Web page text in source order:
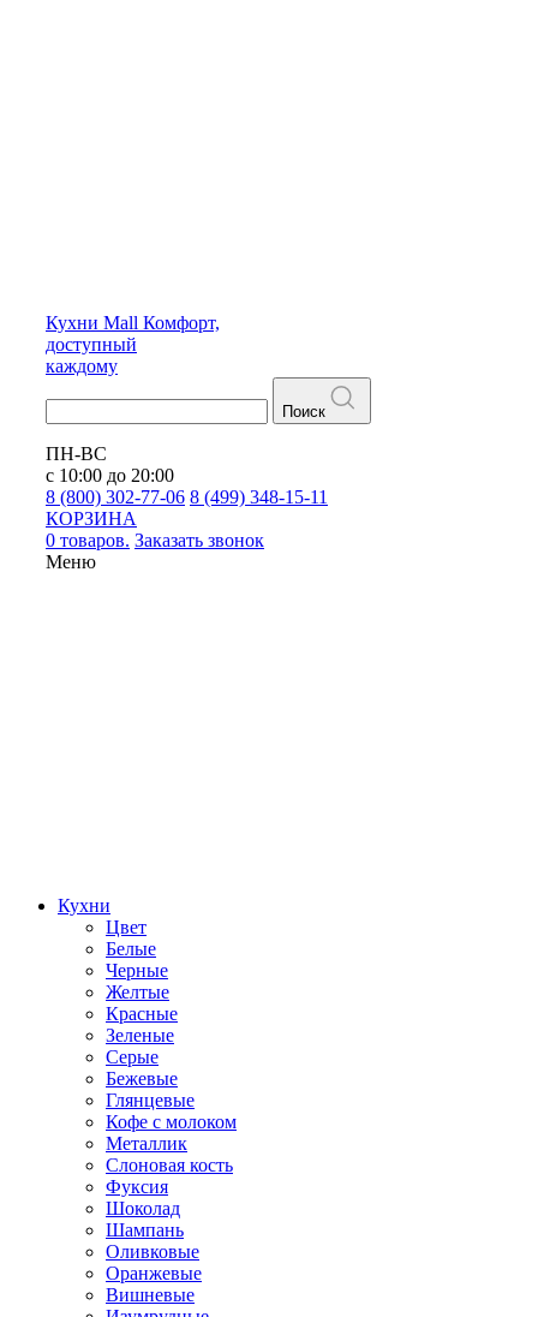
Кухни Mall Комфорт,
доступный
каждому
Поиск
ПН-ВС
с 10:00 до 20:00
8 (800) 302-77-06 8 (499) 348-15-11
КОРЗИНА
0 товаров. Заказать звонок
Меню
Кухни
Цвет
Белые
Черные
Желтые
Красные
Зеленые
Серые
Бежевые
Глянцевые
Кофе с молоком
Металлик
Слоновая кость
Фуксия
Шоколад
Шампань
Оливковые
Оранжевые
Вишневые